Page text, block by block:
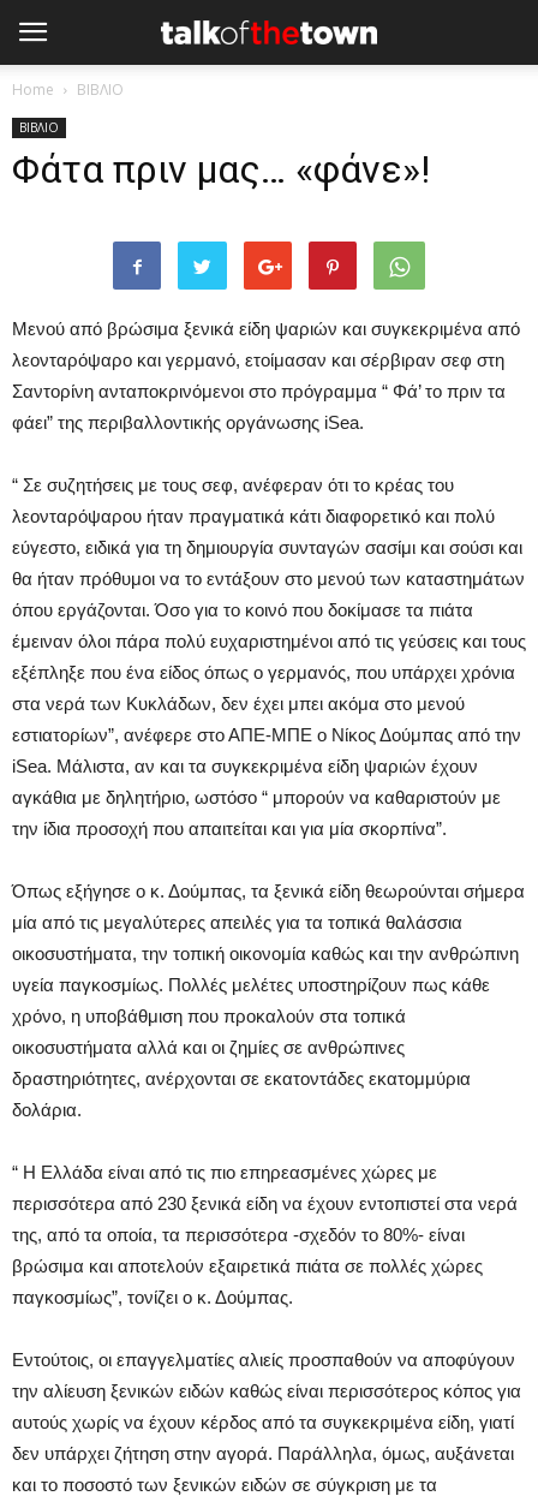
Home ΒΙΒΛΙΟ
ΒΙΒΛΙΟ
Φάτα πριν μας… «φάνε»!
Μενού από βρώσιμα ξενικά είδη ψαριών και συγκεκριμένα από
λεονταρόψαρο και γερμανό, ετοίμασαν και σέρβιραν σεφ στη
Σαντορίνη ανταποκρινόμενοι στο πρόγραμμα “ Φά’ το πριν τα
φάει” της περιβαλλοντικής οργάνωσης iSea.
“ Σε συζητήσεις με τους σεφ, ανέφεραν ότι το κρέας του
λεονταρόψαρου ήταν πραγματικά κάτι διαφορετικό και πολύ
εύγεστο, ειδικά για τη δημιουργία συνταγών σασίμι και σούσι και
θα ήταν πρόθυμοι να το εντάξουν στο μενού των καταστημάτων
όπου εργάζονται. Όσο για το κοινό που δοκίμασε τα πιάτα
έμειναν όλοι πάρα πολύ ευχαριστημένοι από τις γεύσεις και τους
εξέπληξε που ένα είδος όπως ο γερμανός, που υπάρχει χρόνια
στα νερά των Κυκλάδων, δεν έχει μπει ακόμα στο μενού
εστιατορίων”, ανέφερε στο ΑΠΕ-ΜΠΕ ο Νίκος Δούμπας από την
iSea. Μάλιστα, αν και τα συγκεκριμένα είδη ψαριών έχουν
αγκάθια με δηλητήριο, ωστόσο “ μπορούν να καθαριστούν με
την ίδια προσοχή που απαιτείται και για μία σκορπίνα”.
Όπως εξήγησε ο κ. Δούμπας, τα ξενικά είδη θεωρούνται σήμερα
μία από τις μεγαλύτερες απειλές για τα τοπικά θαλάσσια
οικοσυστήματα, την τοπική οικονομία καθώς και την ανθρώπινη
υγεία παγκοσμίως. Πολλές μελέτες υποστηρίζουν πως κάθε
χρόνο, η υποβάθμιση που προκαλούν στα τοπικά
οικοσυστήματα αλλά και οι ζημίες σε ανθρώπινες
δραστηριότητες, ανέρχονται σε εκατοντάδες εκατομμύρια
δολάρια.
“ Η Ελλάδα είναι από τις πιο επηρεασμένες χώρες με
περισσότερα από 230 ξενικά είδη να έχουν εντοπιστεί στα νερά
της, από τα οποία, τα περισσότερα -σχεδόν το 80%- είναι
βρώσιμα και αποτελούν εξαιρετικά πιάτα σε πολλές χώρες
παγκοσμίως”, τονίζει ο κ. Δούμπας.
Εντούτοις, οι επαγγελματίες αλιείς προσπαθούν να αποφύγουν
την αλίευση ξενικών ειδών καθώς είναι περισσότερος κόπος για
αυτούς χωρίς να έχουν κέρδος από τα συγκεκριμένα είδη, γιατί
δεν υπάρχει ζήτηση στην αγορά. Παράλληλα, όμως, αυξάνεται
και το ποσοστό των ξενικών ειδών σε σύγκριση με τα